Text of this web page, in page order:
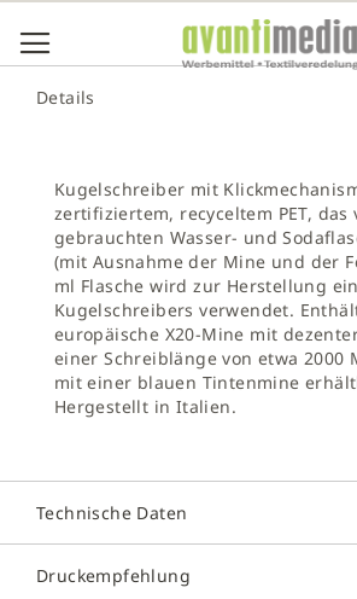
# DRÜCKEN SIE DIE EINGABETASTE, UM
Details
Kugelschreiber mit
zertifiziertem, recyceltem PET, das
gebrauchten Wasser- und
(mit Ausnahme der Mine und der
ml Flasche wird zur Herstellung
Kugelschreibers verwendet.
europäische X20-Mine mit
einer Schreiblänge von etwa 2000
mit einer blauen Tintenmine
Hergestellt in Italien.
Technische Daten
Druckempfehlung